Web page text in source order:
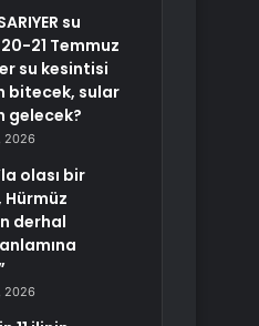
su
21 Temmuz
su kesintisi
bitecek, sular
gelecek?
2026
olası bir
derhal
2026